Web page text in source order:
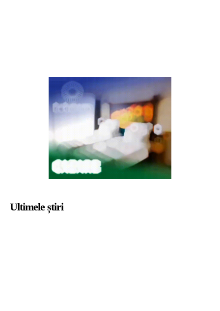
Ultimele știri